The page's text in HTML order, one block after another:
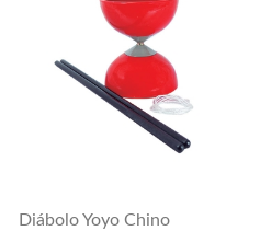
Diábolo Yoyo Chino